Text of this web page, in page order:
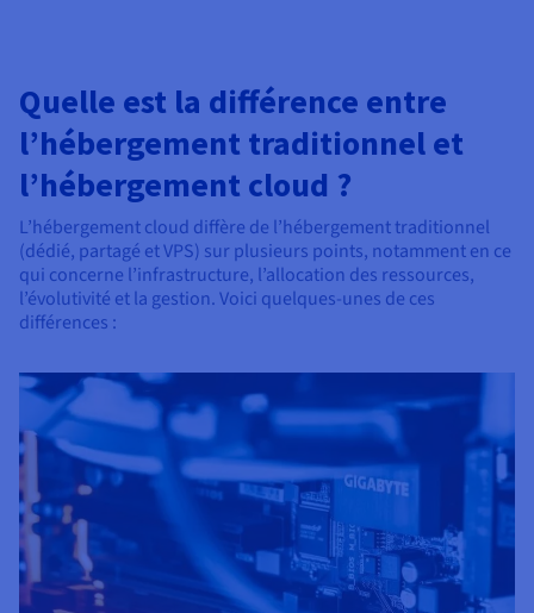
Quelle est la différence entre
l’hébergement traditionnel et
l’hébergement cloud ?
L’hébergement cloud diffère de l’hébergement traditionnel
(dédié, partagé et VPS) sur plusieurs points, notamment en ce
qui concerne l’infrastructure, l’allocation des ressources,
l’évolutivité et la gestion. Voici quelques-unes de ces
différences :